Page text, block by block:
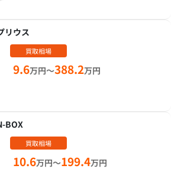
リウス
買取相場
9.6万円～388.2万円
BOX
買取相場
10.6万円～199.4万円